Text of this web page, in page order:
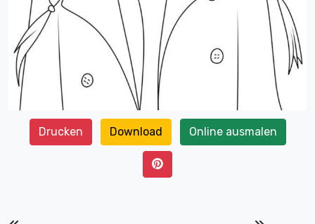
Drucken Download Online ausmalen